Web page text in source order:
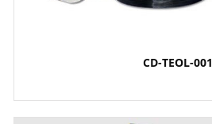
CD-TEOL-001